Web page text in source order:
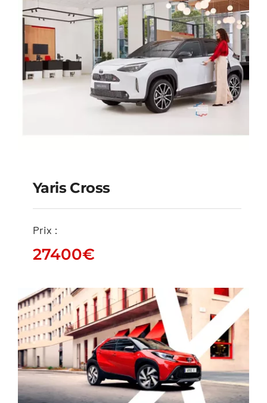
Yaris Cross
Prix :
27400€